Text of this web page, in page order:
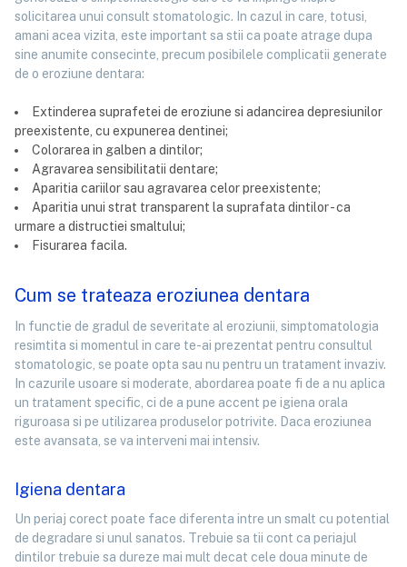
solicitarea unui consult stomatologic. In cazul in care, totusi,
amani acea vizita, este important sa stii ca poate atrage dupa
sine anumite consecinte, precum posibilele complicatii generate
de o eroziune dentara:
Extinderea suprafetei de eroziune si adancirea depresiunilor
preexistente, cu expunerea dentinei;
Colorarea in galben a dintilor;
Agravarea sensibilitatii dentare;
Aparitia cariilor sau agravarea celor preexistente;
Aparitia unui strat transparent la suprafata dintilor - ca
urmare a distructiei smaltului;
Fisurarea facila.
Cum se trateaza eroziunea dentara
In functie de gradul de severitate al eroziunii, simptomatologia
resimtita si momentul in care te-ai prezentat pentru consultul
stomatologic, se poate opta sau nu pentru un tratament invaziv.
In cazurile usoare si moderate, abordarea poate fi de a nu aplica
un tratament specific, ci de a pune accent pe igiena orala
riguroasa si pe utilizarea produselor potrivite. Daca eroziunea
este avansata, se va interveni mai intensiv.
Igiena dentara
Un periaj corect poate face diferenta intre un smalt cu potential
de degradare si unul sanatos. Trebuie sa tii cont ca periajul
dintilor trebuie sa dureze mai mult decat cele doua minute de